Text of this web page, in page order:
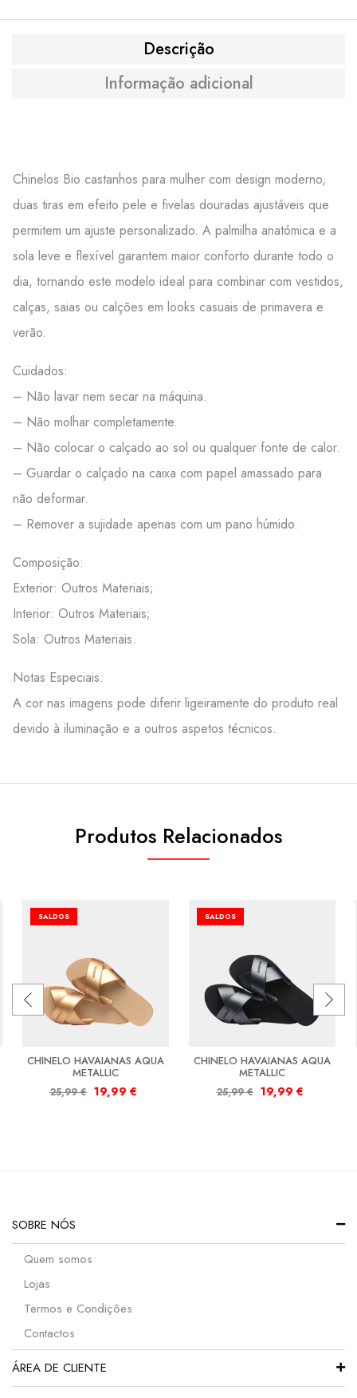
Descrição
Informação adicional
Chinelos Bio castanhos para mulher com design moderno,
duas tiras em efeito pele e fivelas douradas ajustáveis que
permitem um ajuste personalizado. A palmilha anatómica e a
sola leve e flexível garantem maior conforto durante todo o
dia, tornando este modelo ideal para combinar com vestidos,
calças, saias ou calções em looks casuais de primavera e
verão.
Cuidados:
– Não lavar nem secar na máquina.
– Não molhar completamente.
– Não colocar o calçado ao sol ou qualquer fonte de calor.
– Guardar o calçado na caixa com papel amassado para
não deformar.
– Remover a sujidade apenas com um pano húmido.
Composição:
Exterior: Outros Materiais;
Interior: Outros Materiais;
Sola: Outros Materiais.
Notas Especiais:
A cor nas imagens pode diferir ligeiramente do produto real
devido à iluminação e a outros aspetos técnicos.
Produtos Relacionados
SALDOS
CHINELO HAVAIANAS AQUA
METALLIC
25,99€ 19,99 €
SALDOS
CHINELO HAVAIANAS AQUA
METALLIC
25,99€ 19,99 €
SOBRE NÓS
Quem somos
Lojas
Termos e Condições
Contactos
ÁREA DE CLIENTE